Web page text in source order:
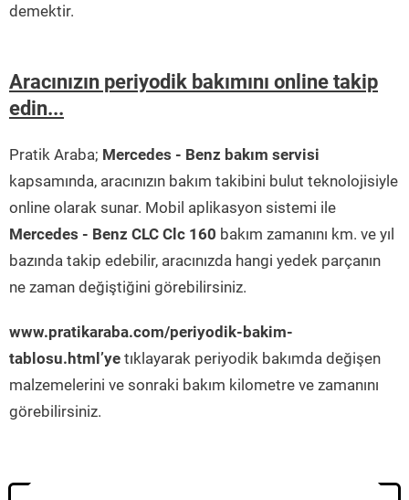
demektir.
Aracınızın periyodik bakımını online takip
edin...
Pratik Araba; Mercedes - Benz bakım servisi
kapsamında, aracınızın bakım takibini bulut teknolojisiyle
online olarak sunar. Mobil aplikasyon sistemi ile
Mercedes - Benz CLC Clc 160 bakım zamanını km. ve yıl
bazında takip edebilir, aracınızda hangi yedek parçanın
ne zaman değiştiğini görebilirsiniz.
www.pratikaraba.com/periyodik-bakim-
tablosu.html’ye tıklayarak periyodik bakımda değişen
malzemelerini ve sonraki bakım kilometre ve zamanını
görebilirsiniz.